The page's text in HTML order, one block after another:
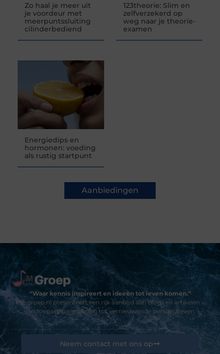
Zo haal je meer uit
je voordeur met
meerpuntssluiting
cilinderbediend
123theorie: Slim en
zelfverzekerd op
weg naar je theorie-
examen
Energiedips en
hormonen: voeding
als rustig startpunt
Aanbiedingen
“Waar kennis inspireert en ideeën tot leven komen.”
Mc-groep.nl presenteert een rijk aanbod aan blogs en artikelen –
van toepasbare adviezen tot vernieuwende perspectieven.
Neem contact met ons op